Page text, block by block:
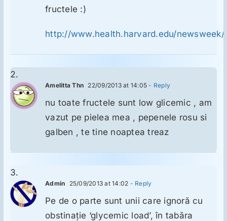
fructele :)
http://www.health.harvard.edu/newsweek/
Amelitta Thn 22/09/2013 at 14:05 - Reply
nu toate fructele sunt low glicemic , am
vazut pe pielea mea , pepenele rosu si
galben , te tine noaptea treaz
Admin 25/09/2013 at 14:02 - Reply
Pe de o parte sunt unii care ignoră cu
obstinaţie ‘glycemic load’, în tabăra